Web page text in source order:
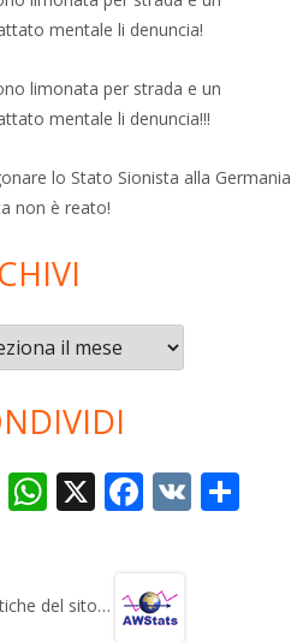
mentale li denuncia!
limonata per strada e un
mentale li denuncia!!!
lo Stato Sionista alla Germania
non è reato!
T
gr
W
s
X F
b
V
del sito…